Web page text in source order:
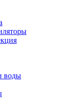
воды